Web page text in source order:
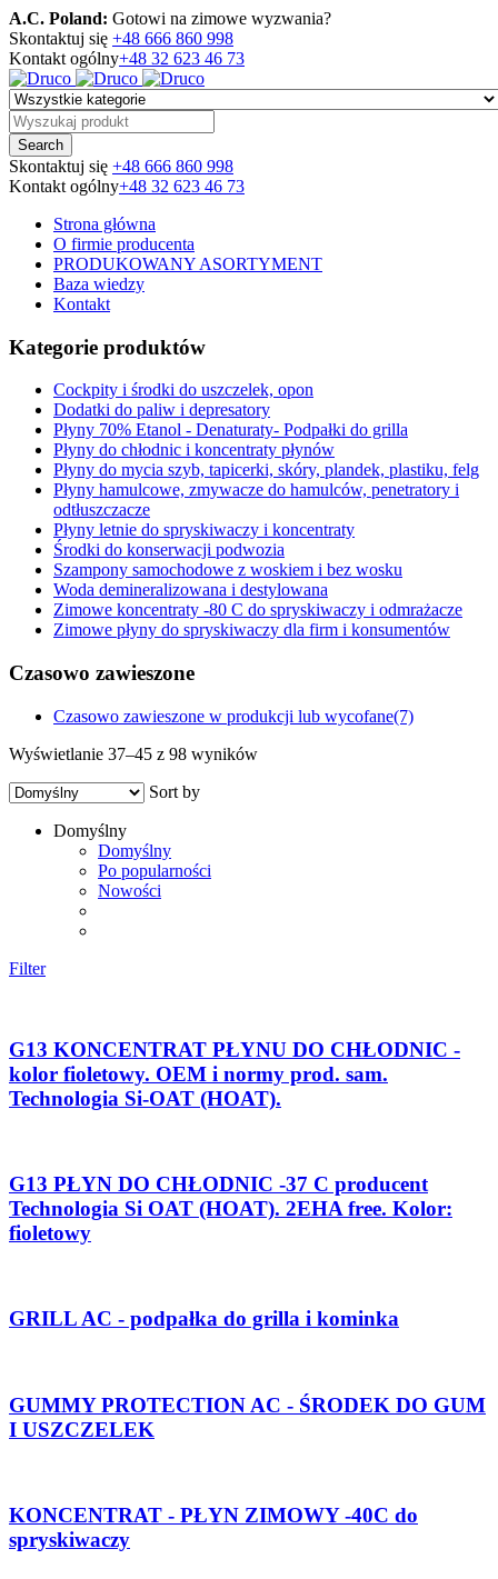
A.C. Poland: Gotowi na zimowe wyzwania?
Skontaktuj się +48 666 860 998
Kontakt ogólny+48 32 623 46 73
Skontaktuj się +48 666 860 998
Kontakt ogólny+48 32 623 46 73
Strona główna
O firmie producenta
PRODUKOWANY ASORTYMENT
Baza wiedzy
Kontakt
Kategorie produktów
Cockpity i środki do uszczelek, opon
Dodatki do paliw i depresatory
Płyny 70% Etanol - Denaturaty- Podpałki do grilla
Płyny do chłodnic i koncentraty płynów
Płyny do mycia szyb, tapicerki, skóry, plandek, plastiku, felg
Płyny hamulcowe, zmywacze do hamulców, penetratory i
odtłuszczacze
Płyny letnie do spryskiwaczy i koncentraty
Środki do konserwacji podwozia
Szampony samochodowe z woskiem i bez wosku
Woda demineralizowana i destylowana
Zimowe koncentraty -80 C do spryskiwaczy i odmrażacze
Zimowe płyny do spryskiwaczy dla firm i konsumentów
Czasowo zawieszone
Czasowo zawieszone w produkcji lub wycofane(7)
Wyświetlanie 37–45 z 98 wyników
Sort by
Domyślny
Domyślny
Po popularności
Nowości
Filter
G13 KONCENTRAT PŁYNU DO CHŁODNIC -
kolor fioletowy. OEM i normy prod. sam.
Technologia Si-OAT (HOAT).
G13 PŁYN DO CHŁODNIC -37 C producent
Technologia Si OAT (HOAT). 2EHA free. Kolor:
fioletowy
GRILL AC - podpałka do grilla i kominka
GUMMY PROTECTION AC - ŚRODEK DO GUM
I USZCZELEK
KONCENTRAT - PŁYN ZIMOWY -40C do
spryskiwaczy